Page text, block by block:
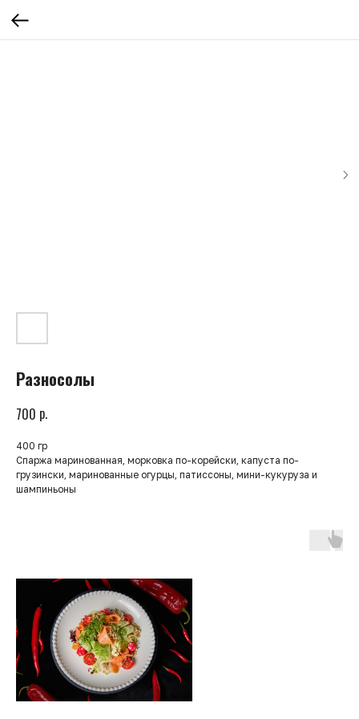
Разносолы
700 р.
400 гр
Спаржа маринованная, морковка по-корейски, капуста по-
грузински, маринованные огурцы, патиссоны, мини-кукуруза и
шампиньоны